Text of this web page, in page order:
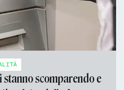
scomparendo e